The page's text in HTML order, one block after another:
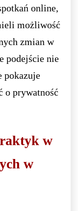
online,
możliwość
zmian w
podejście nie
pokazuje
o prywatność
w
w